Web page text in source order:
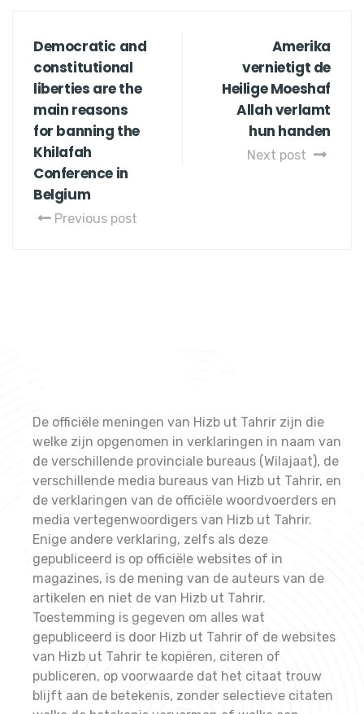
Democratic and
constitutional
liberties are the
main reasons
for banning the
Khilafah
Conference in
Belgium
Previous post
Amerika
vernietigt de
Heilige Moeshaf
Allah verlamt
hun handen
Next post
De officiële meningen van Hizb ut Tahrir zijn die
welke zijn opgenomen in verklaringen in naam van
de verschillende provinciale bureaus (Wilajaat), de
verschillende media bureaus van Hizb ut Tahrir, en
de verklaringen van de officiële woordvoerders en
media vertegenwoordigers van Hizb ut Tahrir.
Enige andere verklaring, zelfs als deze
gepubliceerd is op officiële websites of in
magazines, is de mening van de auteurs van de
artikelen en niet de van Hizb ut Tahrir.
Toestemming is gegeven om alles wat
gepubliceerd is door Hizb ut Tahrir of de websites
van Hizb ut Tahrir te kopiëren, citeren of
publiceren, op voorwaarde dat het citaat trouw
blijft aan de betekenis, zonder selectieve citaten